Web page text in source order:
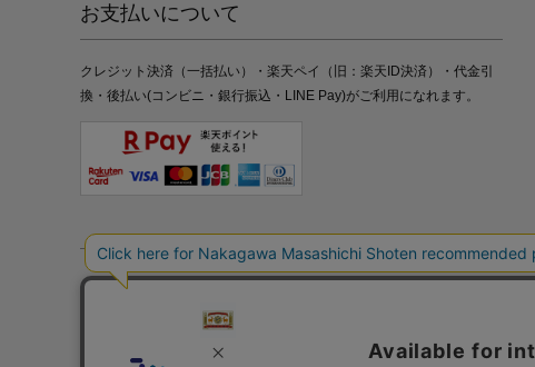
お支払いについて
クレジット決済（一括払い）・楽天ペイ（旧：楽天ID決済）・代金引
換・後払い(コンビニ・銀行振込・LINE Pay)がご利用になれます。
プライバシーポリシー